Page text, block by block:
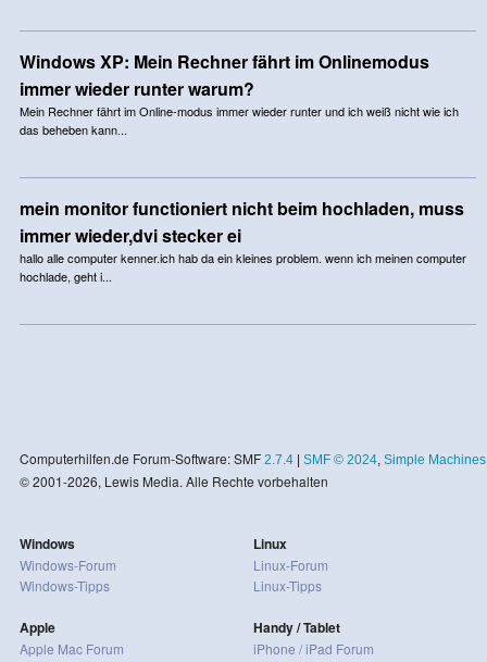
Windows XP: Mein Rechner fährt im Onlinemodus
immer wieder runter warum?
Mein Rechner fährt im Online-modus immer wieder runter und ich weiß nicht wie ich
das beheben kann...
mein monitor functioniert nicht beim hochladen, muss
immer wieder,dvi stecker ei
hallo alle computer kenner.ich hab da ein kleines problem. wenn ich meinen computer
hochlade, geht i...
Computerhilfen.de Forum-Software: SMF 2.7.4| SMF © 2024, Simple Machines
© 2001-2026, Lewis Media. Alle Rechte vorbehalten
Windows
Windows-Forum
Windows-Tipps
Apple
Apple Mac Forum
Linux
Linux-Forum
Linux-Tipps
Handy / Tablet
iPhone / iPad Forum